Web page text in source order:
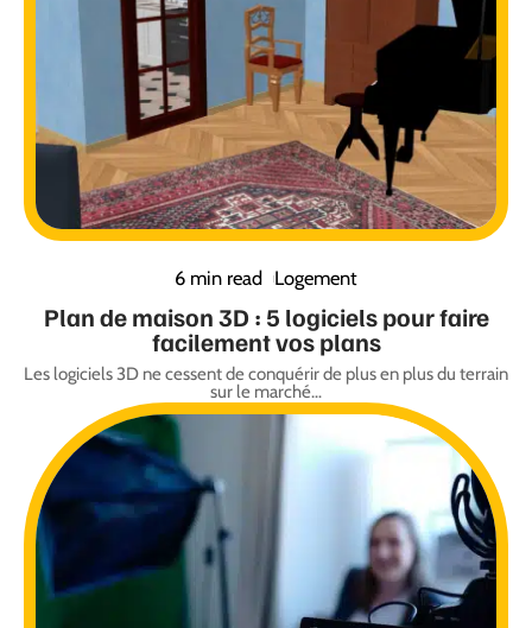
6 min read Logement
Plan de maison 3D : 5 logiciels pour faire
facilement vos plans
Les logiciels 3D ne cessent de conquérir de plus en plus du terrain
sur le marché…